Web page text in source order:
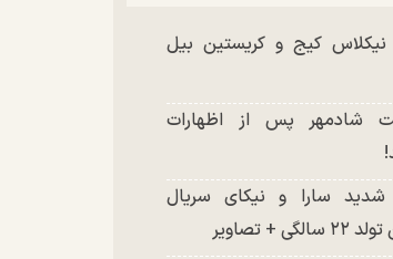
کیج و کریستین بیل
شادمهر پس از اظهارات
شدید سارا و نیکای سریال
تصاویر